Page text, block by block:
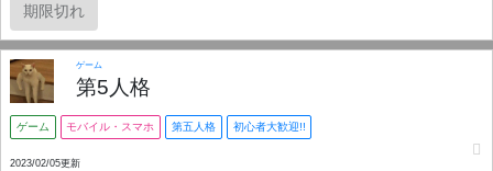
期限切れ
ゲーム
第5人格
ゲーム モバイル・スマホ 第五人格 初心者大歓迎!!
2023/02/05更新